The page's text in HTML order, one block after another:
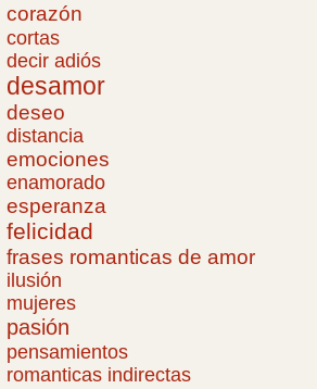
corazón
cortas
decir adiós
desamor
deseo
distancia
emociones
enamorado
esperanza
felicidad
frases romanticas de amor
ilusión
mujeres
pasión
pensamientos
romanticas indirectas